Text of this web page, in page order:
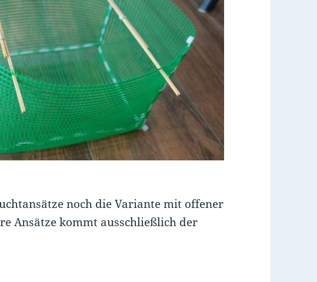
noch die Variante mit offener
Ansätze kommt ausschließlich der